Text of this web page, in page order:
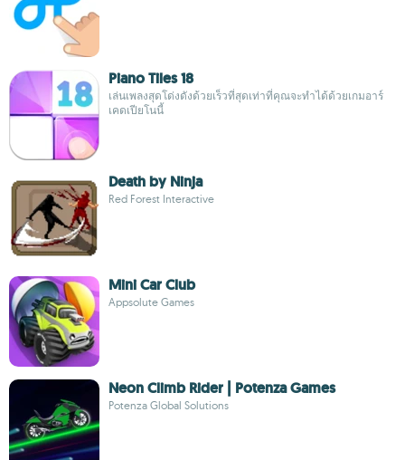
Piano Tiles 18
เล่นเพลงสุดโด่งดังด้วยเร็วที่สุดเท่าที่คุณจะทำได้ด้วยเกมอาร์
เคดเปียโนนี้
Death by Ninja
Red Forest Interactive
Mini Car Club
Appsolute Games
Neon Climb Rider | Potenza Games
Potenza Global Solutions